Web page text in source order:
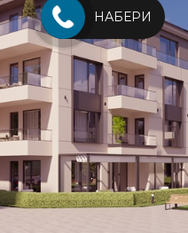
НАБЕРИ